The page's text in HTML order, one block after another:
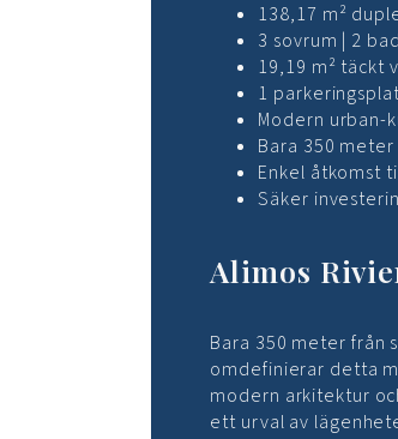
138,17 m²
3 sovrum | 2
19,19 m² täckt
1
Modern urban-
Bara 350
Enkel åtkomst
Säker
Alimos
Bara 350 meter från
omdefinierar detta
modern arkitektur
ett urval av